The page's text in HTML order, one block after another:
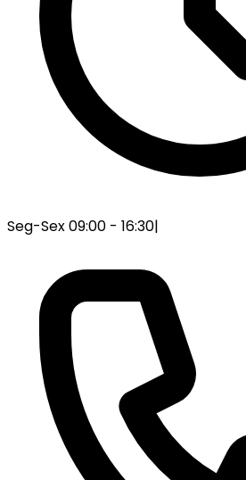
Seg-Sex 09:00 - 16:30|